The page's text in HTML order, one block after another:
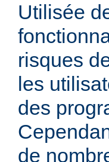
Utilisée
risques
les
des
de